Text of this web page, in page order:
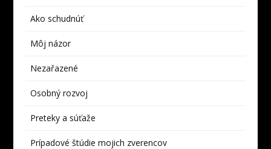
Ako schudnúť
Môj názor
Nezařazené
Osobný rozvoj
Preteky a súťaže
Prípadové štúdie mojich zverencov